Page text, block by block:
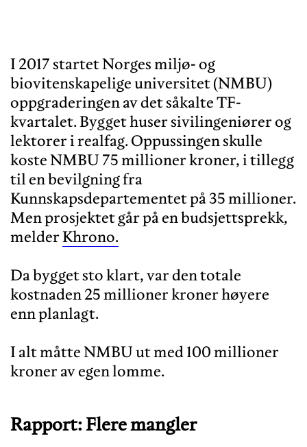
I 2017 startet Norges miljø- og
biovitenskapelige universitet (NMBU)
oppgraderingen av det såkalte TF-
kvartalet. Bygget huser sivilingeniører og
lektorer i realfag. Oppussingen skulle
koste NMBU 75 millioner kroner, i tillegg
til en bevilgning fra
Kunnskapsdepartementet på 35 millioner.
Men prosjektet går på en budsjettsprekk,
melderKhrono.
Da bygget sto klart, var den totale
kostnaden 25 millioner kroner høyere
enn planlagt.
I alt måtte NMBU ut med 100 millioner
Rapport: Flere mangler